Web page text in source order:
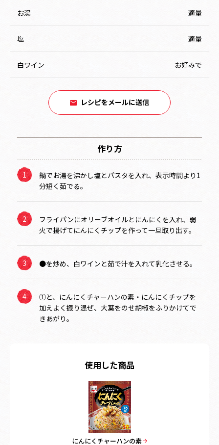
お湯 適量
塩 適量
白ワイン お好みで
レシピをメールに送信
作り方
鍋でお湯を沸かし塩とパスタを入れ、表示時間より1
分短く茹でる。
フライパンにオリーブオイルとにんにくを入れ、弱
火で揚げてにんにくチップを作って一旦取り出す。
●を炒め、白ワインと茹で汁を入れて乳化させる。
①と、にんにくチャーハンの素・にんにくチップを
加えよく振り混ぜ、大葉をのせ胡椒をふりかけてで
きあがり。
使用した商品
にんにくチャーハンの素